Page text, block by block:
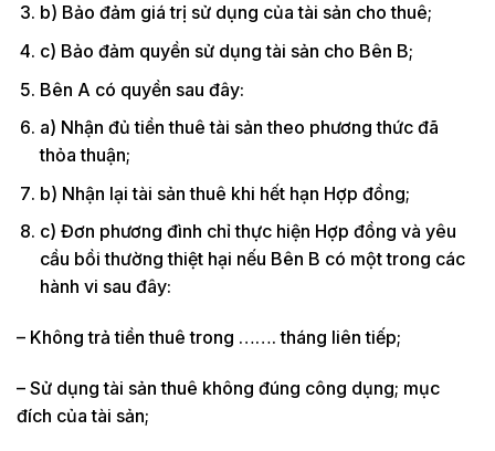
b) Bảo đảm giá trị sử dụng của tài sản cho thuê;
c) Bảo đảm quyền sử dụng tài sản cho Bên B;
Bên A có quyền sau đây:
a) Nhận đủ tiền thuê tài sản theo phương thức đã
thỏa thuận;
b) Nhận lại tài sản thuê khi hết hạn Hợp đồng;
c) Đơn phương đình chỉ thực hiện Hợp đồng và yêu
cầu bồi thường thiệt hại nếu Bên B có một trong các
hành vi sau đây:
– Không trả tiền thuê trong ……. tháng liên tiếp;
– Sử dụng tài sản thuê không đúng công dụng; mục
đích của tài sản;